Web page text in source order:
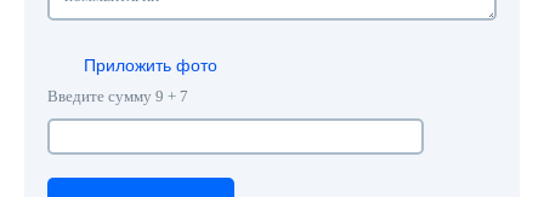
Приложить фото
Введите сумму 9 + 7